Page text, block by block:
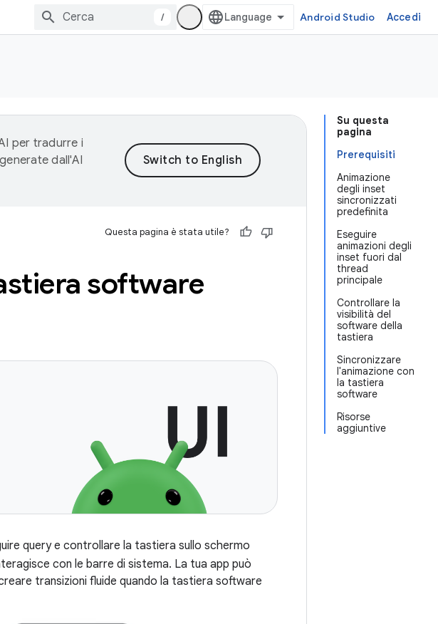
/ Android Studio Accedi
Su questa
pagina
Prerequisiti
Animazione
degli inset
sincronizzati
predefinita
Eseguire
animazioni degli
inset fuori dal
thread
principale
Controllare la
visibilità del
software della
tastiera
Sincronizzare
l'animazione con
la tastiera
software
Risorse
aggiuntive
per tradurre i
dall'AI
Questa pagina è stata utile?
software
query e controllare la tastiera sullo schermo
con le barre di sistema. La tua app può
transizioni fluide quando la tastiera software